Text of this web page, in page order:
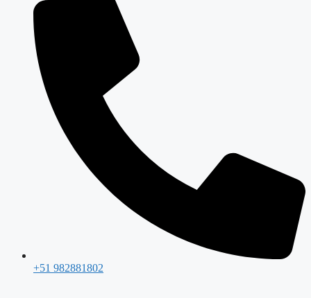
+51 982881802